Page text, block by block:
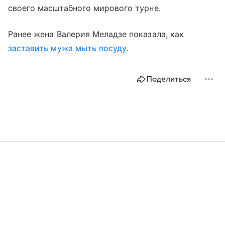
своего масштабного мирового турне.
Ранее жена Валерия Меладзе показала, как
заставить мужа мыть посуду.
Поделиться